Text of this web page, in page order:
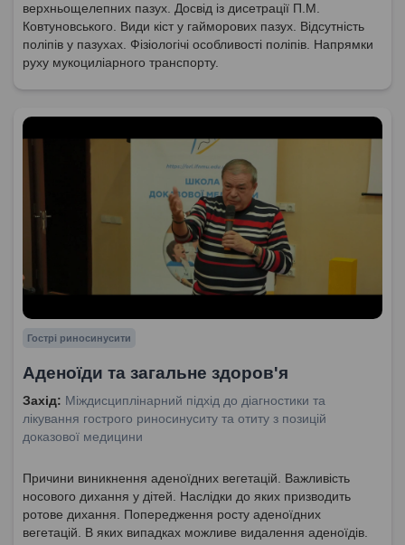
верхньощелепних пазух. Досвід із дисетрації П.М.
Ковтуновського. Види кіст у гайморових пазух. Відсутність
поліпів у пазухах. Фізіологічі особливості поліпів. Напрямки
руху мукоциліарного транспорту.
Гострі риносинусити
Аденоїди та загальне здоров'я
Захід: Міждисциплінарний підхід до діагностики та
лікування гострого риносинуситу та отиту з позицій
доказової медицини
Причини виникнення аденоїдних вегетацій. Важливість
носового дихання у дітей. Наслідки до яких призводить
ротове дихання. Попередження росту аденоїдних
вегетацій. В яких випадках можливе видалення аденоїдів.